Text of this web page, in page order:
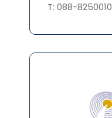
T: 088-8250010